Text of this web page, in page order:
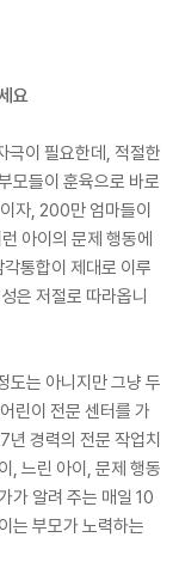
요
극이 필요한데, 적절한
모들이 훈육으로 바로
자, 200만 엄마들이
아이의 문제 행동에
통합이 제대로 이루
은 저절로 따라옵니
도는 아니지만 그냥 두
린이 전문 센터를 가
년 경력의 전문 작업치
, 느린 아이, 문제 행동
가 알려 주는 매일 10
는 부모가 노력하는